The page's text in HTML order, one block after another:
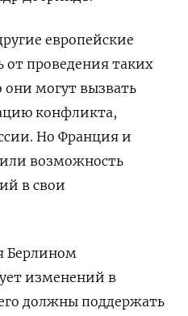
европейские
от проведения таких
они могут вызвать
конфликта,
Но Франция и
возможность
в свои
Берлином
изменений в
должны поддержать